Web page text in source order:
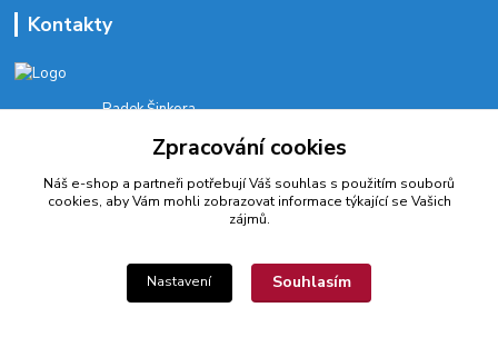
Kontakty
Radek Šinkora
+‭420 603 245 616‬
E-SHOP: Po-Pá, 8-17 hod.
cyklobikesport@seznam.cz
Zpracování cookies
Náš e-shop a partneři potřebují Váš souhlas s použitím souborů
cookies, aby Vám mohli zobrazovat informace týkající se Vašich
zájmů.
Nastavení Souhlasím